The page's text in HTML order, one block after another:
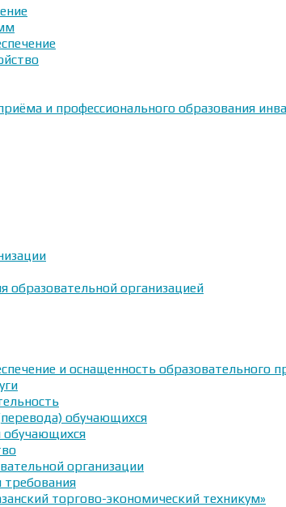
и профессионального образования
образовательной организацией
и оснащенность образовательного
обучающихся
организации
требования
торгово-экономический техникум»